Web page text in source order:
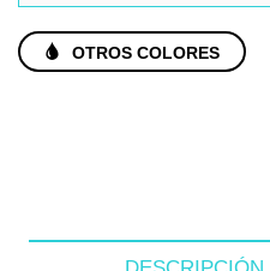
OTROS COLORES